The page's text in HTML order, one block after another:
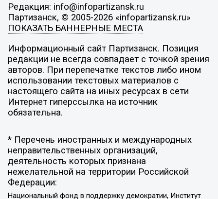
Редакция: info@infopartizansk.ru
Партизанск, © 2005-2026 «infopartizansk.ru»
ПОКАЗАТЬ БАННЕРНЫЕ МЕСТА
Информационный сайт Партизанск. Позиция
редакции не всегда совпадает с точкой зрения
авторов. При перепечатке текстов либо ином
использовании текстовых материалов с
настоящего сайта на иных ресурсах в сети
Интернет гиперссылка на источник
обязательна.
* Перечень иностранных и международных
неправительственных организаций,
деятельность которых признана
нежелательной на территории Российской
Федерации:
Национальный фонд в поддержку демократии, Институт